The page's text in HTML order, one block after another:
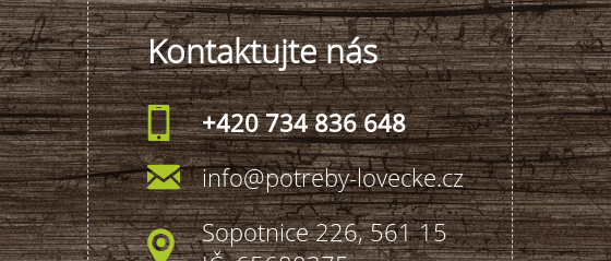
Kontaktujte nás
+420 734 836 648
info@potreby-lovecke.cz
Sopotnice 226, 561 15